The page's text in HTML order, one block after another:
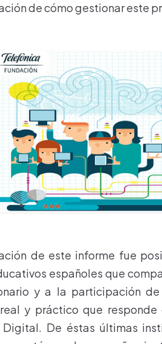
de cómo gestionar este
de este informe fue
españoles que
y a la participación
y práctico que
De éstas últimas